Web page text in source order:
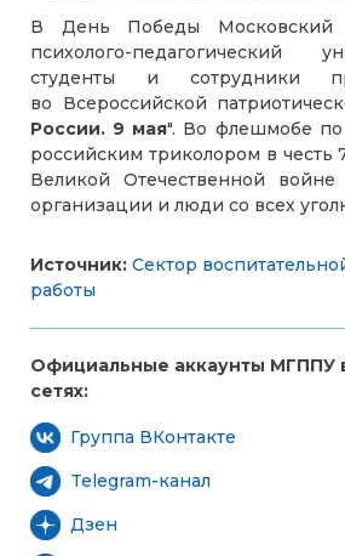
В День Победы Московский
психолого-педагогический
студенты и сотрудники
во Всероссийской
России. 9 мая". Во флешмобе
российским триколором в честь
Великой Отечественной войне
организации и люди со всех
Источник: Сектор
работы
Официальные аккаунты МГППУ
сетях:
Группа ВКонтакте
Telegram-канал
Дзен